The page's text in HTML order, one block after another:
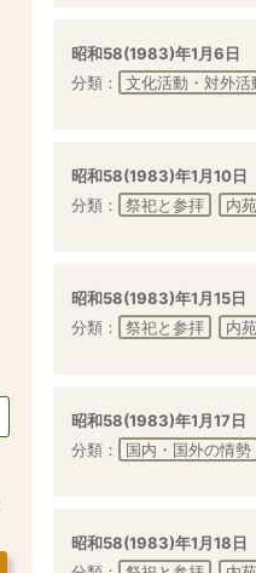
昭和58(1983)年1月6日
分類：
文化活動・対外活
昭和58(1983)年1月10日
分類：
祭祀と参拝 内苑
昭和58(1983)年1月15日
分類：
祭祀と参拝 内苑
昭和58(1983)年1月17日
分類：
国内・国外の情勢
昭和58(1983)年1月18日